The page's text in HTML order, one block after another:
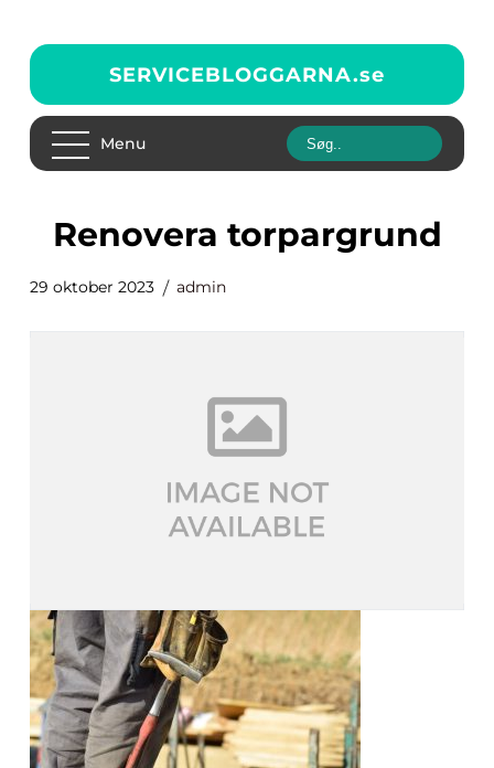
SERVICEBLOGGARNA.se
Menu
renovera torpargrund
29 oktober 2023 admin